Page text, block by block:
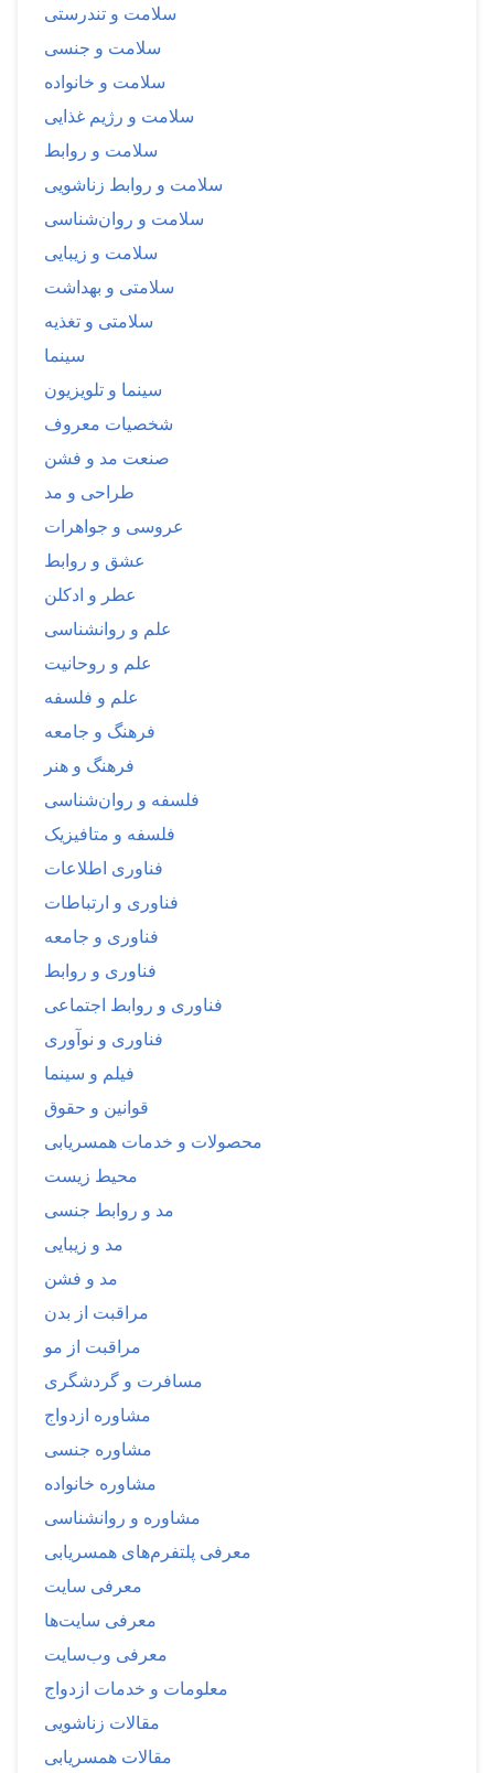
سلامت و تندرستی
سلامت و جنسی
سلامت و خانواده
سلامت و رژیم غذایی
سلامت و روابط
سلامت و روابط زناشویی
سلامت و روان‌شناسی
سلامت و زیبایی
سلامتی و بهداشت
سلامتی و تغذیه
سینما
سینما و تلویزیون
شخصیات معروف
صنعت مد و فشن
طراحی و مد
عروسی و جواهرات
عشق و روابط
عطر و ادکلن
علم و روانشناسی
علم و روحانیت
علم و فلسفه
فرهنگ و جامعه
فرهنگ و هنر
فلسفه و روان‌شناسی
فلسفه و متافیزیک
فناوری اطلاعات
فناوری و ارتباطات
فناوری و جامعه
فناوری و روابط
فناوری و روابط اجتماعی
فناوری و نوآوری
فیلم و سینما
قوانین و حقوق
محصولات و خدمات همسریابی
محیط زیست
مد و روابط جنسی
مد و زیبایی
مد و فشن
مراقبت از بدن
مراقبت از مو
مسافرت و گردشگری
مشاوره ازدواج
مشاوره جنسی
مشاوره خانواده
مشاوره و روانشناسی
معرفی پلتفرم‌های همسریابی
معرفی سایت
معرفی سایت‌ها
معرفی وب‌سایت
معلومات و خدمات ازدواج
مقالات زناشویی
مقالات همسریابی